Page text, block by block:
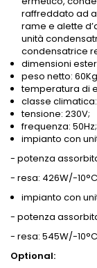
raffreddato ad
rame e alette
unità
condensatrice
dimensioni
peso netto:
temperatura di
classe climatica:
tensione: 230V;
frequenza: 50Hz;
impianto con
- potenza
- resa: 426W/-
impianto con
- potenza
- resa: 545W/-
Optional: